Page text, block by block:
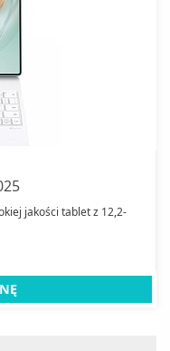
jakości tablet z 12,2-